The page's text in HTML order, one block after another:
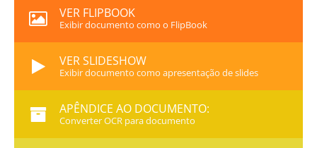
VER FLIPBOOK
Exibir documento como o FlipBook
VER SLIDESHOW
Exibir documento como apresentação de slides
APÊNDICE AO DOCUMENTO:
Converter OCR para documento